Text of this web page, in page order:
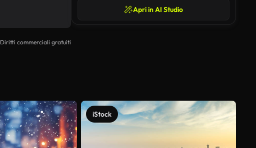
Diritti commerciali gratuiti
Apri in AI Studio
iStock